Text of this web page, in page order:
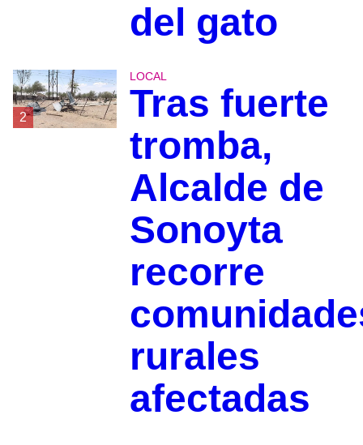
del gato
2
LOCAL
Tras fuerte
tromba,
Alcalde de
Sonoyta
recorre
rurales
afectadas